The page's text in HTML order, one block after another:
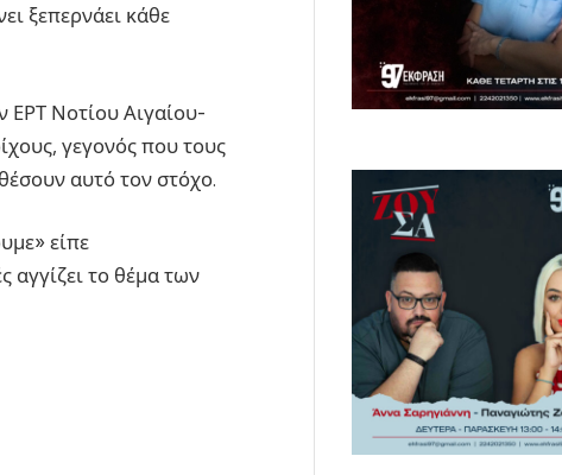
ξεπερνάει κάθε
ΕΡΤ Νοτίου Αιγαίου-
γεγονός που τους
αυτό τον στόχο.
είπε
αγγίζει το θέμα των